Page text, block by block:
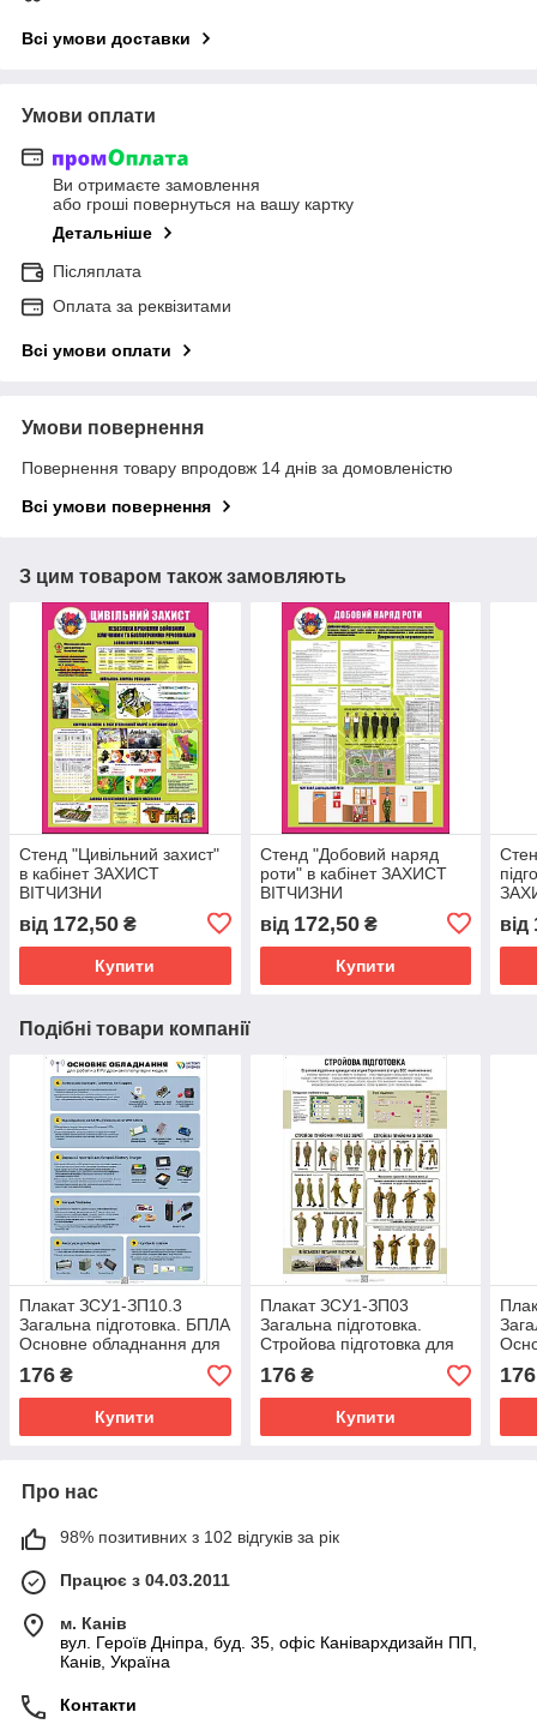
Всі умови доставки
Умови оплати
Ви отримаєте замовлення
або гроші повернуться на вашу картку
Детальніше
Післяплата
Оплата за реквізитами
Всі умови оплати
Умови повернення
Повернення товару впродовж 14 днів за домовленістю
Всі умови повернення
З цим товаром також замовляють
Стенд "Цивільний захист"
в кабінет ЗАХИСТ
ВІТЧИЗНИ
від 172,50 ₴
Купити
Стенд "Добовий наряд
роти" в кабінет ЗАХИСТ
ВІТЧИЗНИ
від 172,50₴
Купити
від
Подібні товари компанії
Плакат ЗСУ1-ЗП10.3
Загальна підготовка. БПЛА
Основне обладнання для
роботи з FPV-дроном.
176 ₴
Купити
Плакат ЗСУ1-ЗП03
Загальна підготовка.
Стройова підготовка для
ЗСУ
176₴
Купити
176
Про нас
98% позитивних з 102 відгуків за рік
Працює з 04.03.2011
м. Канів
вул. Героїв Дніпра, буд. 35, офіс Канівархдизайн ПП,
Канів, Україна
Контакти